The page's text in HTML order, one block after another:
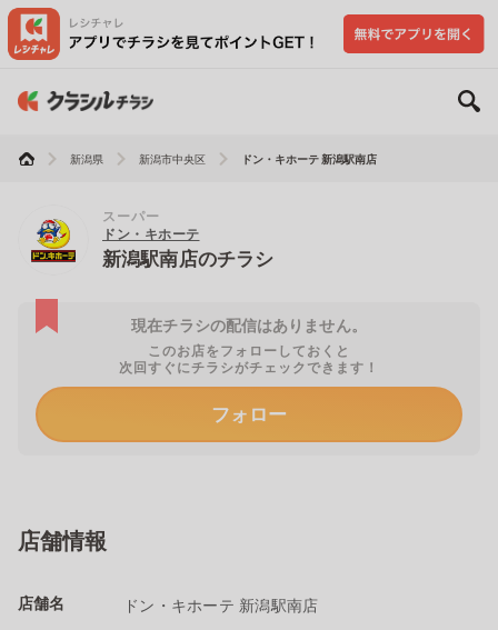
新潟県 新潟市中央区 ドン・キホーテ 新潟駅南店
スーパー
ドン・キホーテ
新潟駅南店のチラシ
現在チラシの配信はありません。
このお店をフォローしておくと
次回すぐにチラシがチェックできます！
フォロー
店舗情報
店舗名 ドン・キホーテ 新潟駅南店